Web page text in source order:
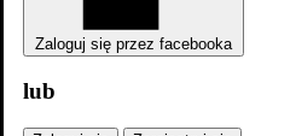
Profil: Mniej niż zero 1x1
Zaloguj się przez facebooka
lub